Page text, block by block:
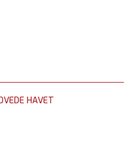
HAVET